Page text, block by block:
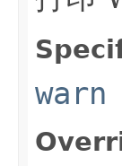
warn